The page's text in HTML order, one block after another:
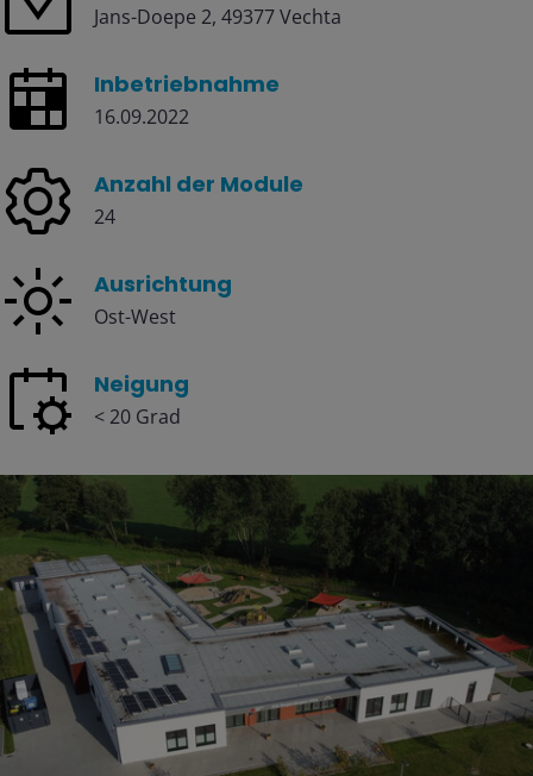
Jans-Doepe 2, 49377 Vechta
Inbetriebnahme
16.09.2022
Anzahl der Module
24
Ausrichtung
Ost-West
Neigung
< 20 Grad